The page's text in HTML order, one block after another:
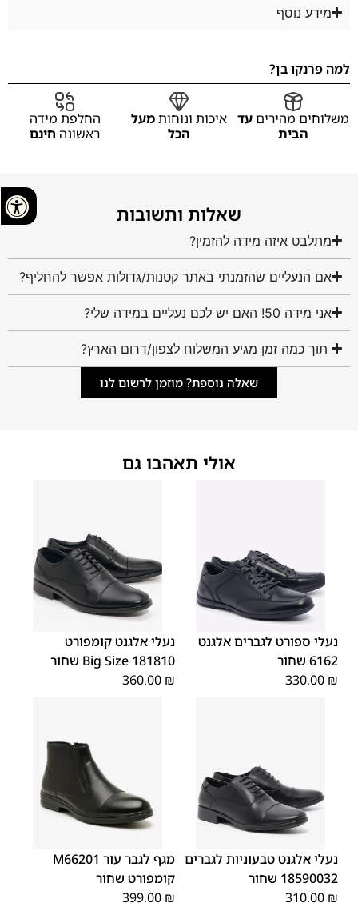
מידע נוסף
למה פרנקו בן?
משלוחים מהיריםעד
הבית
איכות ונוחותמעל
הכל
החלפת מידה
ראשונה חינם
שאלות ותשובות
מתלבט איזה מידה להזמין?
אם הנעליים שהזמנתי באתר קטנות/גדולות אפשר להחליף?
אני מידה 50! האם יש לכם נעליים במידה שלי?
תוך כמה זמן מגיע המשלוח לצפון/דרום הארץ?
שאלה נוספת? מוזמן לרשום לנו
אולי תאהבו גם
נעלי ספורט לגברים אלגנט
6162 שחור
330.00 ₪
נעלי אלגנט קומפורט
181810 Big Size שחור
360.00 ₪
40
41
42
43
45
46
נעלי אלגנט טבעוניות לגברים
18590032 שחור
310.00 ₪
מגף לגבר עור M66201
קומפורט שחור
399.00 ₪